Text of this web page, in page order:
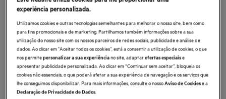
0 (0)
Ficha de informação do produto
Benefícios
Tecnologia ProSense™ adapta cada ciclo à carga
experiência personalizada.
Utilizamos cookies e outras tecnologias semelhantes para melhorar o nosso site, bem como
para fins promocionais e de marketing. Partilhamos também informações sobre a sua
utilização do nosso site com os nossos parceiros de redes sociais, publicidade e análise de
dados. Ao clicar em "Aceitar todos os cookies”, está a consentir a utilização de cookies, o que
nos permitepersonalizar a sua experiênciano site, adaptarofertas especiaise
apresentar publicidade personalizada. Ao clicar em “Continuar sem aceitar”, bloqueia os
cookies não essenciais, o que poderá afetar a sua experiência de navegação e os serviços que
lhe conseguimos disponibilizar. Para mais informações, consulte o nossoAviso de Cookiese a
Declaração de Privacidade de Dados.